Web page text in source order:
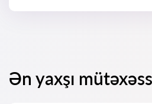
Ən yaxşı